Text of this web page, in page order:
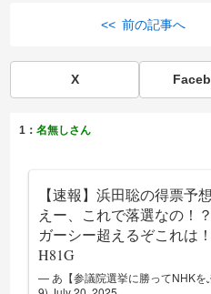
<< 前の記事へ
X
1：名無しさん
【速報】浜田聡の得票予
えー、これで落選なの！？
ガーシー超えるぞこれは
H81G
— あ【参議院選挙に勝ってNHK